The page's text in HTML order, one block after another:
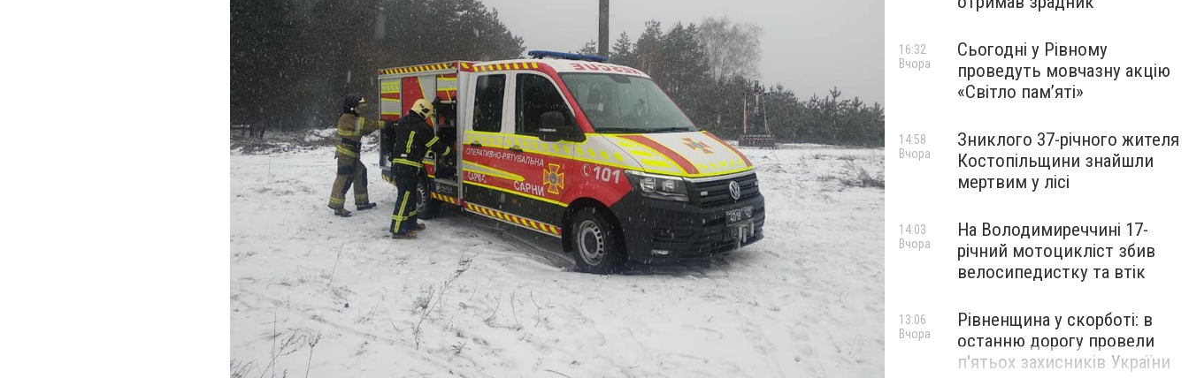
Сьогодні у Рівному
проведуть мовчазну акцію
«Світло пам’яті»
16:32
Вчора
Зниклого 37-річного жителя
Костопільщини знайшли
мертвим у лісі
14:58
Вчора
На Володимиреччині 17-
річний мотоцикліст збив
велосипедистку та втік
14:03
Вчора
Рівненщина у скорботі: в
останню дорогу провели
п'ятьох захисників України
13:06
Вчора